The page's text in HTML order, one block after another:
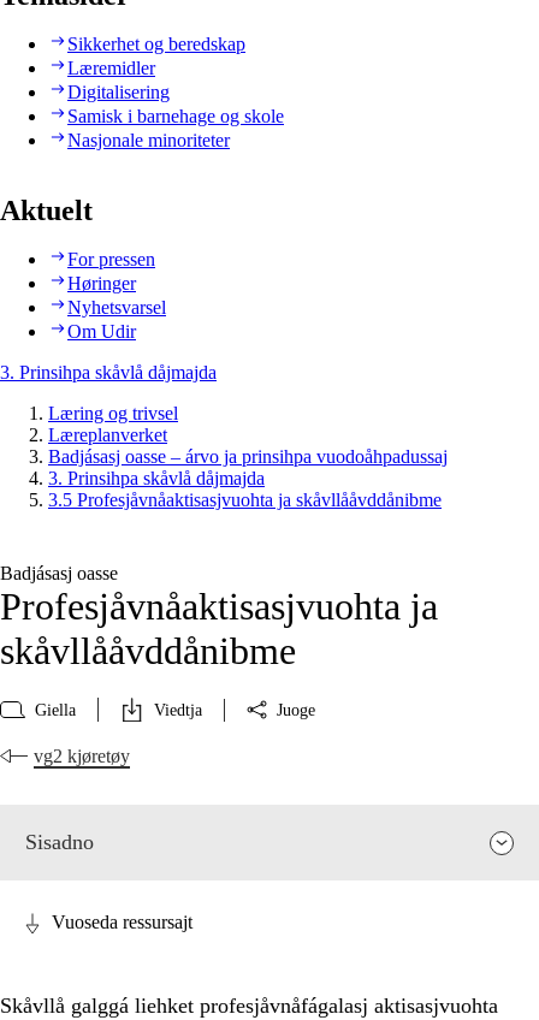
Sikkerhet og beredskap
Læremidler
Digitalisering
Samisk i barnehage og skole
Nasjonale minoriteter
Aktuelt
For pressen
Høringer
Nyhetsvarsel
Om Udir
3. Prinsihpa skåvlå dåjmajda
Læring og trivsel
Læreplanverket
Badjásasj oasse – árvo ja prinsihpa vuodoåhpadussaj
3. Prinsihpa skåvlå dåjmajda
3.5 Profesjåvnåaktisasjvuohta ja skåvllååvddånibme
Badjásasj oasse
Profesjåvnåaktisasjvuohta ja
skåvllååvddånibme
Giella Viedtja Juoge
vg2 kjøretøy
Sisadno
Vuoseda ressursajt
Skåvllå galggá liehket profesjåvnåfágalasj aktisasjvuohta